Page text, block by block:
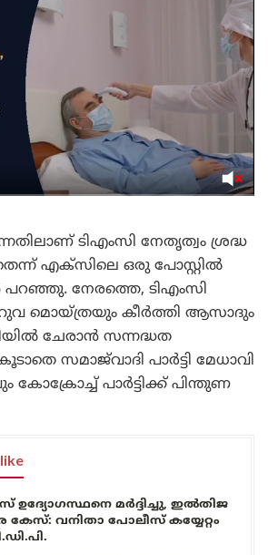
ടിഎംസി നേതൃത്വം ശ്രദ്ധ
എക്‌സിലെ ഒരു പോസ്റ്റിൽ
നേരത്തെ, ടിഎംസി
മൊയ്ത്രയും കീർത്തി ആസാദും
ചേരാൻ സന്നദ്ധത
കൂടാതെ സമാജ്‌വാദി പാർട്ടി മേധാവി
പാർട്ടിക്ക് പിന്തുണ
ഉദ്യോഗസ്ഥനെ മർദ്ദിച്ചു, ഇൽതിജ
കേസ്: വനിതാ പോലീസ് കയ്യേറ്റം